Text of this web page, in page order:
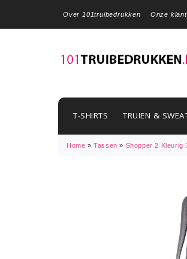
Over 101truibedrukken Onze
T-SHIRTS TRUIEN &
Home »Tassen » Shopper 2 Kleurig